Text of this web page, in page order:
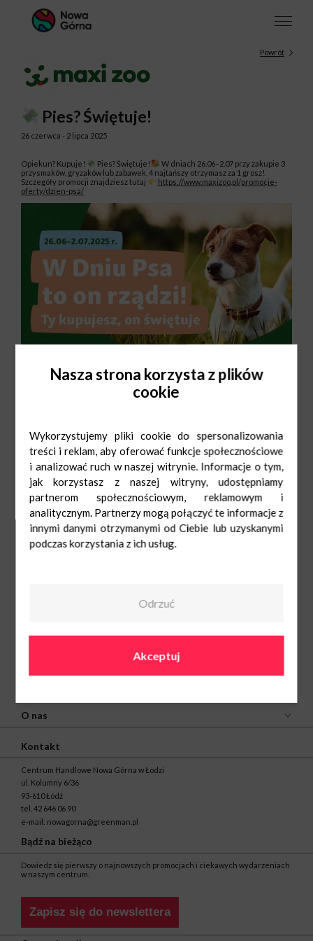
Powrót
Pies? Świętuje!
26 czerwca - 2 lipca 2025
Opiekun? Kupuje! Pies? Świętuje!
W dniach 26.06–2.07 przy zakupie 3
przysmaków, gryzaków lub zabawek, 4 najtańszy otrzymasz za 1 grosz!
Szczegóły promocji znajdziesz tutaj
https://www.maxizoo.pl/promocje-
oferty/dzien-psa/
O nas
Kontakt
Centrum Handlowe Nowa Górna w Łodzi
ul. Kolumny 6/36
93-610 Łódź
tel. 42 646 06 90
e-mail: nowagorna@greenman.pl
Bądź na bieżąco
Dowiedz się pierwszy o najnowszych promocjach i ciekawych wydarzeniach
w naszym centrum.
Zapisz się do newslettera
Nasza strona korzysta z plików
cookie
Wykorzystujemy pliki cookie do spersonalizowania
treści i reklam, aby oferować funkcje społecznościowe
i analizować ruch w naszej witrynie. Informacje o tym,
jak korzystasz z naszej witryny, udostępniamy
partnerom społecznościowym, reklamowym i
analitycznym. Partnerzy mogą połączyć te informacje z
innymi danymi otrzymanymi od Ciebie lub uzyskanymi
podczas korzystania z ich usług.
Odrzuć
Akceptuj